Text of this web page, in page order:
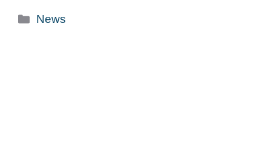
Categorie
News